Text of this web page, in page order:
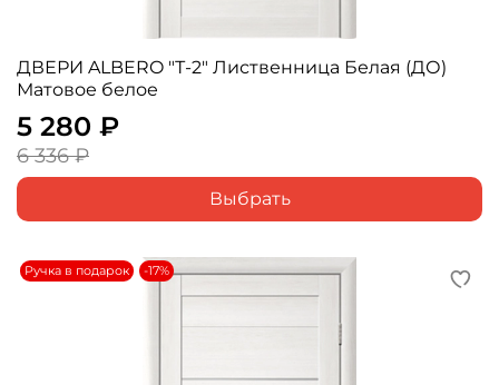
ДВЕРИ ALBERO "Т-2" Лиственница Белая (ДО)
Матовое белое
5 280 ₽
6 336 ₽
Выбрать
Ручка в подарок -17%